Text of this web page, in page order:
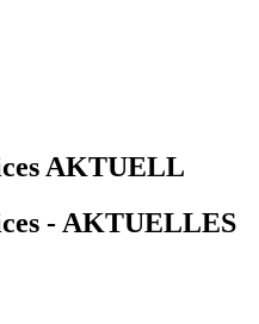
AKTUELL
- AKTUELLES